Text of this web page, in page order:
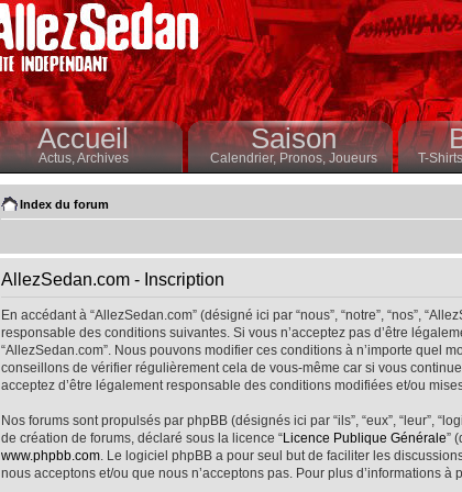
Accueil
Actus,Archives
Saison
Calendrier,Pronos, Joueurs T-
Index du forum
AllezSedan.com - Inscription
En accédant à “AllezSedan.com” (désigné ici par “nous”, “notre”, “nos”,
responsable des conditions suivantes. Si vous n’acceptez pas d’être
“AllezSedan.com”. Nous pouvons modifier ces conditions à n’importe quel
conseillons de vérifier régulièrement cela de vous-même car si vous
acceptez d’être légalement responsable des conditions modifiées et/ou
Nos forums sont propulsés par phpBB (désignés ici par “ils”, “eux”, “leur”,
de création de forums, déclaré sous la licence “Licence Publique Générale”
www.phpbb.com. Le logiciel phpBB a pour seul but de faciliter les
nous acceptons et/ou que nous n’acceptons pas. Pour plus d’informations